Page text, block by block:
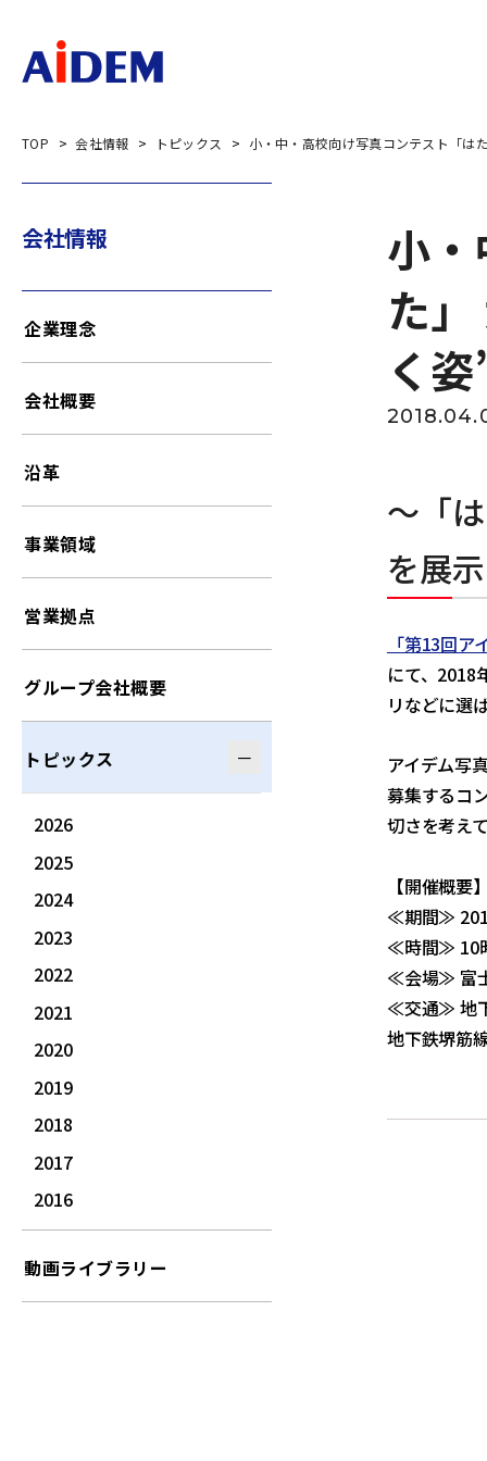
TOP 会社情報 トピックス 小・中・高校向け写真コンテスト「は
小
た
く
～「
を展
「第13回
にて、2018
リなどに選
アイデム写
募集するコ
切さを考え
【開催概要
≪期間≫
≪時間≫ 10
≪会場≫ 富
≪交通≫ 地
地下鉄堺筋
会社情報
企業理念
会社概要
沿革
事業領域
営業拠点
グループ会社概要
トピックス
2026
2025
2024
2023
2022
2021
2020
2019
2018
2017
2016
動画ライブラリー